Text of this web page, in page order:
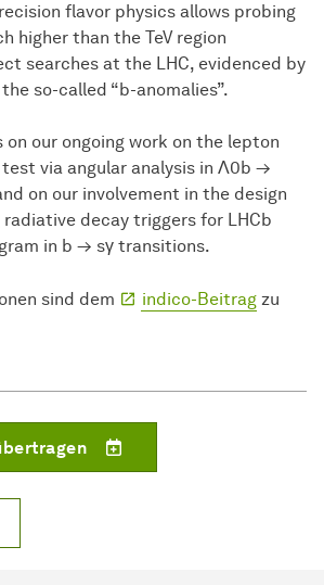
flavor physics allows probing
higher than the TeV region
searches at the LHC, evidenced by
so-called “b-anomalies”.
our ongoing work on the lepton
via angular analysis in Λ0b →
on our involvement in the design
decay triggers for LHCb
in b → sγ transitions.
sind dem indico-Beitrag zu